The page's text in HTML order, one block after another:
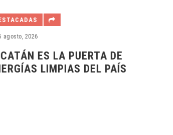
agosto, 2026
ES LA PUERTA DE
LIMPIAS DEL PAÍS